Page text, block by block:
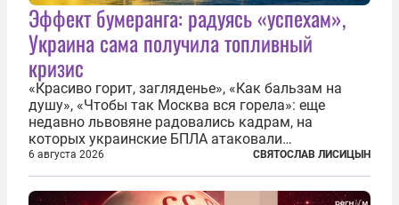
Эффект бумеранга: радуясь «успехам»,
Украина сама получила топливный
кризис
«Красиво горит, загляденье», «Как бальзам на
душу», «Чтобы так Москва вся горела»: еще
недавно львовяне радовались кадрам, на
которых украинские БПЛА атаковали
нефтеперерабатывающие предприятия России. В
скором времени оказалось, что в «эту игру можно
играть вдвоем» — российские дроны только за...
6 августа 2026 СВЯТОСЛАВ ЛИСИЦЫН